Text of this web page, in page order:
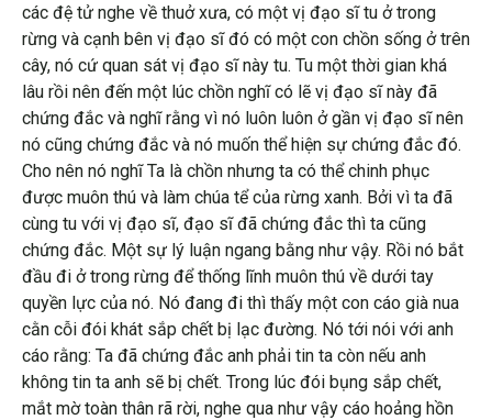
các đệ tử nghe về thuở xưa, có một vị đạo sĩ tu ở trong
rừng và cạnh bên vị đạo sĩ đó có một con chồn sống ở trên
cây, nó cứ quan sát vị đạo sĩ này tu. Tu một thời gian khá
lâu rồi nên đến một lúc chồn nghĩ có lẽ vị đạo sĩ này đã
chứng đắc và nghĩ rằng vì nó luôn luôn ở gần vị đạo sĩ nên
nó cũng chứng đắc và nó muốn thể hiện sự chứng đắc đó.
Cho nên nó nghĩ Ta là chồn nhưng ta có thể chinh phục
được muôn thú và làm chúa tể của rừng xanh. Bởi vì ta đã
cùng tu với vị đạo sĩ, đạo sĩ đã chứng đắc thì ta cũng
chứng đắc. Một sự lý luận ngang bằng như vậy. Rồi nó bắt
đầu đi ở trong rừng để thống lĩnh muôn thú về dưới tay
quyền lực của nó. Nó đang đi thì thấy một con cáo già nua
cằn cỗi đói khát sắp chết bị lạc đường. Nó tới nói với anh
cáo rằng: Ta đã chứng đắc anh phải tin ta còn nếu anh
không tin ta anh sẽ bị chết. Trong lúc đói bụng sắp chết,
mắt mờ toàn thân rã rời, nghe qua như vậy cáo hoảng hồn